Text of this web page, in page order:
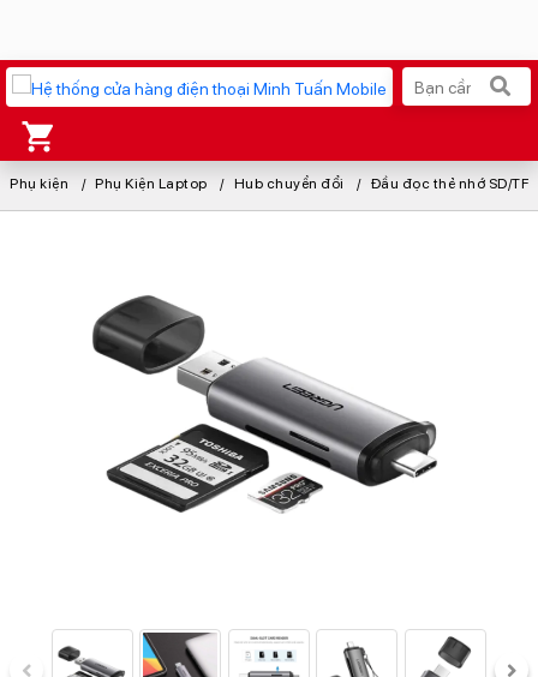
Xu hướng tìm kiếm
AirPods 4
Apple Watch S11
Osmo Pocket 4 Ốp lưng Apple
Loa Marshall Cốc sạc Apple
Phụ kiện Phụ Kiện Laptop Hub chuyển đổi Đầu đọc thẻ nhớ SD/TF chuẩn